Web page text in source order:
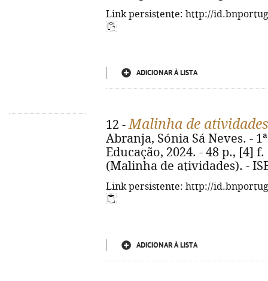
Link persistente: http://
ADICIONAR À LISTA
12 -Malinha de
Abranja, Sónia Sá Neves. -
Educação, 2024. - 48 p., [4]
(Malinha de atividades). -
Link persistente: http://
ADICIONAR À LISTA